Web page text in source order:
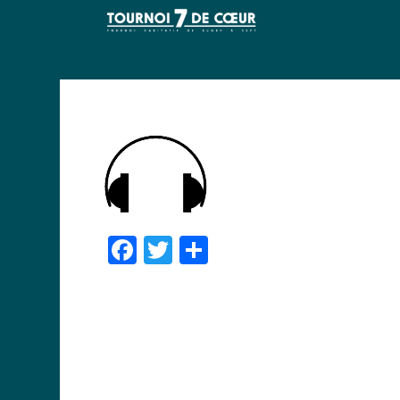
Facebook
Twitter